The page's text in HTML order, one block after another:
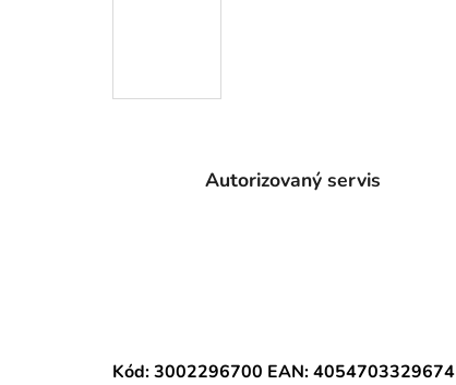
Autorizovaný servis
Kód: 3002296700 EAN: 4054703329674